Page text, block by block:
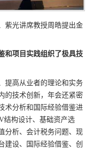
紫光讲席教授周皓提出金
和项目实践组织了极具技
提高从业者的理论和实务
的技术创新，年会还紧密
术分析和国际经验借鉴进
结构设计、基础资产选
分析、会计税务问题、现
建设、国际经验借鉴、创